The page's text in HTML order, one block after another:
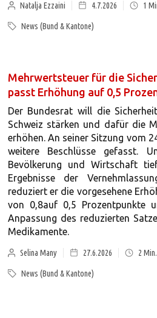
Natalja Ezzaini 4.7.2026 1
News (Bund & Kantone)
Mehrwertsteuer für die
passt Erhöhung auf 0,5
Der Bundesrat will die
Schweiz stärken und dafür die
erhöhen. An seiner Sitzung vom
weitere Beschlüsse gefasst.
Bevölkerung und Wirtschaft
Ergebnisse der
reduziert er die vorgesehene
von 0,8auf 0,5 Prozentpunkte
Anpassung des reduzierten
Medikamente.
Selina Many 27.6.2026 2
News (Bund & Kantone)